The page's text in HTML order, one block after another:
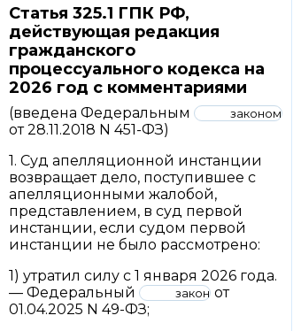
Статья 325.1 ГПК РФ,
действующая редакция
гражданского
процессуального кодекса на
2026 год с комментариями
(введена Федеральным законом
от 28.11.2018 N 451-ФЗ)
1. Суд апелляционной инстанции
возвращает дело, поступившее с
апелляционными жалобой,
представлением, в суд первой
инстанции, если судом первой
инстанции не было рассмотрено:
1) утратил силу с 1 января 2026 года.
— Федеральный
закон от
01.04.2025 N 49-ФЗ;